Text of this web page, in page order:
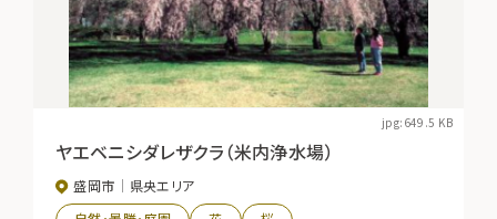
jpg:649.5 KB
ヤエベニシダレザクラ（米内浄水場）
盛岡市
県央エリア